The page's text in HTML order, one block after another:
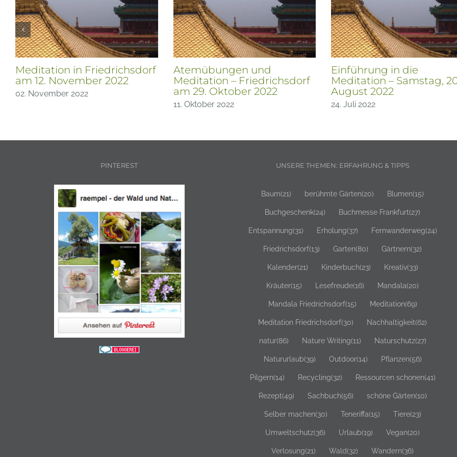
Meditation in Friedrichsdorf
am 12. November 2022
02. November 2022
Atemübungen und
Meditation – Friedrichsdorf
am 29. Oktober 2022
11. Oktober 2022
Einführung in die
Meditation – Samstag,
August 2022
24. Juli 2022
PINTEREST UNSERE THEMEN: ERFAHRUNG & TIPPS
Baum(21) berühmte Gärten(20) Blumen(15)
Buchgeschenk(24) Buchmesse Frankfurt(27)
Entspannung(31) Erholung(37) Fernwanderweg(24)
Friedrichsdorf(13) Garten(80) Gärtnern(32)
Kalender(21) Kinderbuch(23) Kreativ(33)
Kräuter(15) Lesefreude(16) Mandala(20)
Mandala Friedrichsdorf(15) Meditation(69)
Meditation Friedrichsdorf(30) Nachhaltigkeit(62)
natur(86) Nature Writing(11) Naturschutz(27)
Natururlaub(39) Outdoor(14) Pflanzen(56)
Pilgern(14) Recycling(32) Ressourcen schonen(41)
Rezept(49) Sachbuch(56) schöne Gärten(10)
Selber machen(30) Teneriffa(15) Tiere(23)
Umweltschutz(36) Urlaub(19) Vegan(20)
Verlosung(21) Wald(32) Wandern(36)